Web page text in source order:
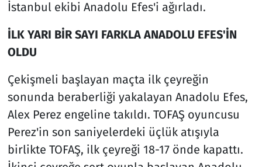
İstanbul ekibi Anadolu Efes'i ağırladı.
İLK YARI BİR SAYI FARKLA ANADOLU EFES'İN
OLDU
Çekişmeli başlayan maçta ilk çeyreğin
sonunda beraberliği yakalayan Anadolu Efes,
Alex Perez engeline takıldı. TOFAŞ oyuncusu
Perez'in son saniyelerdeki üçlük atışıyla
birlikte TOFAŞ, ilk çeyreği 18-17 önde kapattı.
Spor
Teknoloji ve Bilim